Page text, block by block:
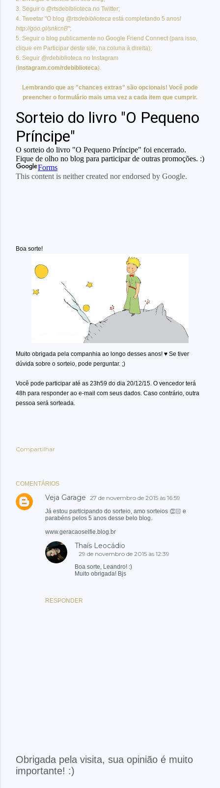
3. Seguir o @rtsdebiblioteca no Twitter;
4. Tweetar "O blog @rtsdebiblioteca está completando 5 anos!
http://goo.gl/snkcnB";
5. Seguir o blog publicamente no Google Friend Connect (para isso,
clique em Participar deste site, na coluna à direita);
6. Seguir @rdebiblioteca no Instagram
(instagram.com/rdebiblioteca).
Lembrando que as "chances extras" são opcionais! Você pode
preencher o formulário mais uma vez a cada item que cumprir.
Boa sorte!
Muito obrigada pela companhia ao longo desses anos! ♥ Se tiver
dúvida sobre o sorteio, pode perguntar. ;)
Você pode participar até as 23h59 do dia 20/12/15. O vencedor terá
48h para responder ao e-mail com seus dados. Caso contrário, outra
pessoa será sorteada.
Compartilhar
COMENTÁRIOS
Veja Garage 27 de novembro de 2015 às 16:59
Já estou participando do sorteio, amo sorteios 👏🏻 e
parabéns pelos 5 anos desse belo blog.
www.geracaoselfie.blog.br
RESPONDER
Thaís Leocádio
29 de novembro de 2015 às 12:39
Boa sorte, Leandro! :)
Muito obrigada! Bjs
P
Obrigada pela visita, sua opinião é muito
importante! :)